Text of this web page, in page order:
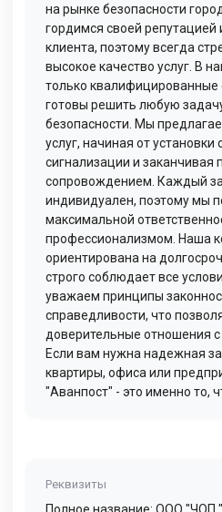
на рынке безопасности
гордимся своей
клиента, поэтому всегда
высокое качество услуг. В
только квалифицированные
готовы решить любую
безопасности. Мы
услуг, начиная от
сигнализации и заканчивая
сопровождением. Каждый
индивидуален, поэтому мы
максимальной
профессионализмом. Наша
ориентирована на
строго соблюдает все
уважаем принципы
справедливости, что
доверительные отношения
Если вам нужна надежная
квартиры, офиса или
"Аванпост" - это именно то,
Реквизиты